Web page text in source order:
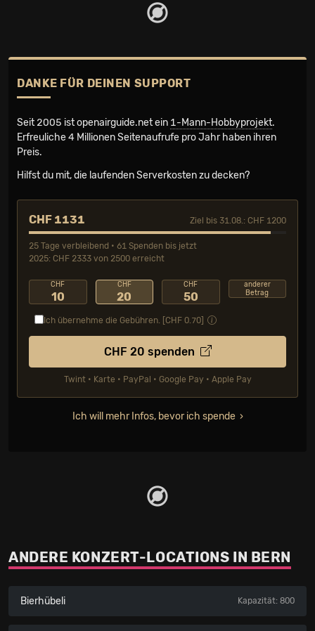
DANKE FÜR DEINEN SUPPORT
Seit 2005 ist openairguide.net ein 1-Mann-Hobbyprojekt.
Erfreuliche 4 Millionen Seiten­aufrufe pro Jahr haben ihren
Preis.
Hilfst du mit, die laufenden Serverkosten zu decken?
CHF 1131 Ziel bis 31.08.: CHF 1200
25 Tage verbleibend • 61 Spenden bis jetzt
2025: CHF 2333 von 2500 erreicht
CHF
10
CHF
20
CHF
50
anderer
Betrag
Ich übernehme die Gebühren. [CHF 0.70]
CHF 20 spenden
Twint • Karte • PayPal • Google Pay • Apple Pay
Ich will mehr Infos, bevor ich spende
ANDERE KONZERT-LOCATIONS IN BERN
Bierhübeli Kapazität: 800